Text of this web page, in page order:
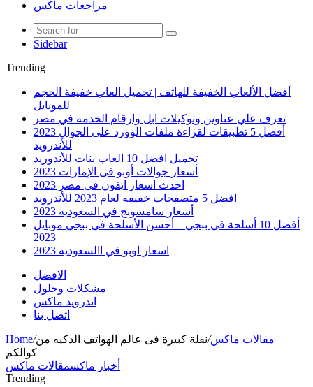
مراجعات ماكس
Sidebar
Trending
أفضل الألعاب الخفيفة للهاتف | تحميل العاب خفيفة الحجم
للموبايل
تعرف علي عناوين وتوكيلات ابل وارقام الخدمه في مصر
أفضل 5 تطبيقات لقراءة ملفات الوورد على الجوال 2023
للأندرويد
تحميل افضل 10 العاب بنات للأندوريد
أسعار جوالات أوبو فى الإمارات 2023
احدث اسعار ايفون في مصر 2023
افضل 5 متصفحات خفيفه لعام 2023 للأندرويد
أسعار سامسونج في السعوديه 2023
أفضل 10 أسلحة في ببجي – أحسن الأسلحة في ببجي موبايل
2023
اسعار اوبو في االسعوديه 2023
الافضل
مشكلات وحلول
اندرويد ماكس
اتصل بنا
Home/ مقالات ماكس/نقلة كبيرة فى عالم الهواتف الذكيه من
كوالكم
أخبار ماكسمقالات ماكس
Trending